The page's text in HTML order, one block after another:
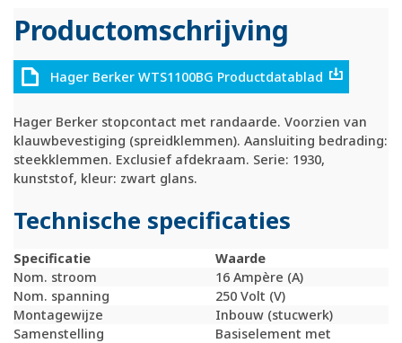
Productomschrijving
Hager Berker WTS1100BG Productdatablad
Hager Berker stopcontact met randaarde. Voorzien van
klauwbevestiging (spreidklemmen). Aansluiting bedrading:
steekklemmen. Exclusief afdekraam. Serie: 1930,
kunststof, kleur: zwart glans.
Technische specificaties
Specificatie
Waarde
Nom. stroom
16 Ampère (A)
Nom. spanning
250 Volt (V)
Montagewijze
Inbouw (stucwerk)
Samenstelling
Basiselement met